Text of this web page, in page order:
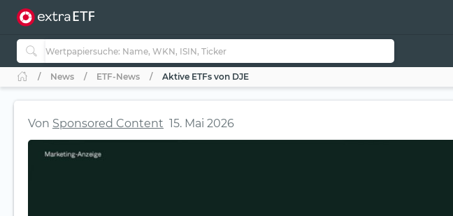
News ETF-News Aktive ETFs von DJE
Von Sponsored Content 15. Mai 2026